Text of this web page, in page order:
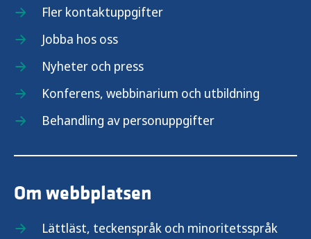
Fler kontaktuppgifter
Jobba hos oss
Nyheter och press
Konferens, webbinarium och utbildning
Behandling av personuppgifter
Om webbplatsen
Lättläst, teckenspråk och minoritetsspråk